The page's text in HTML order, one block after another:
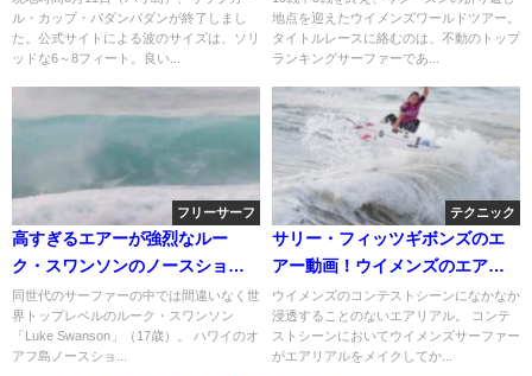
ト
ル・カップ・パダンパダンが終了しまし
た。公式サイトによる波のサイズは、ソリ
ッドな6～8フィート。良い...
地点を迎えたウイメンズワールドツアー。
タイトルレースに絡むのは、不動のトップ
ランキングサーファーであ...
フリーサーフ
高すぎるエアーが強烈なルー
ク・スワンソンのノースショア
サーフィン動画
同世代のサーファーの中では間違いなく世
界トップレベルのルーク・スワンソン
「Luke Swanson」（17歳）。 ハワイのオ
アフ島ノースショ...
テクニック
サリー・フィッツギボンズのエ
アー動画！ウイメンズのエアリ
アルの歴史
ウイメンズのコンテストシーンになかなか
浸透することのないエアリアル。 コンテ
ストシーンにおいてウイメンズサーファー
がエアリアルをメイクしてか...